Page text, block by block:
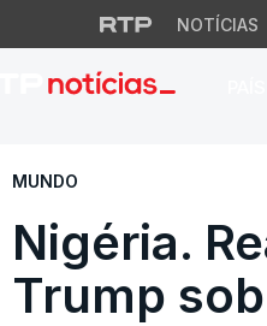
NOTÍCIAS
Nigéria.
MUNDO
Nigéria.
Trump